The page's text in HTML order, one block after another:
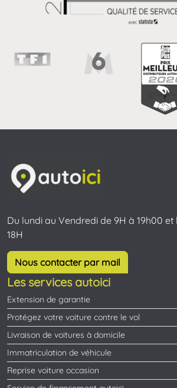
Du lundi au Vendredi de 9H à 19h00
18H
Nous contacter par mail
Les services autoici
Extension de garantie
Protégez votre voiture contre le vol
Livraison de voitures à domicile
Immatriculation de véhicule
Reprise voiture occasion